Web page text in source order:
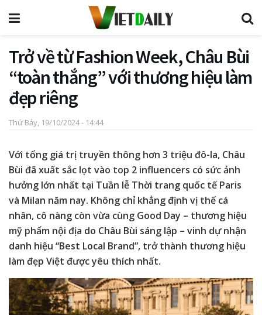
Trở về từ Fashion Week, Châu Bùi
“toàn thắng” với thương hiệu làm
đẹp riêng
Thứ Bảy, 19/10/2024 - 14:44
Với tổng giá trị truyền thông hơn 3 triệu đô-la, Châu
Bùi đã xuất sắc lọt vào top 2 influencers có sức ảnh
hưởng lớn nhất tại Tuần lễ Thời trang quốc tế Paris
và Milan năm nay. Không chỉ khẳng định vị thế cá
nhân, cô nàng còn vừa cùng Good Day – thương hiệu
mỹ phẩm nội địa do Châu Bùi sáng lập – vinh dự nhận
danh hiệu “Best Local Brand”, trở thành thương hiệu
làm đẹp Việt được yêu thích nhất.